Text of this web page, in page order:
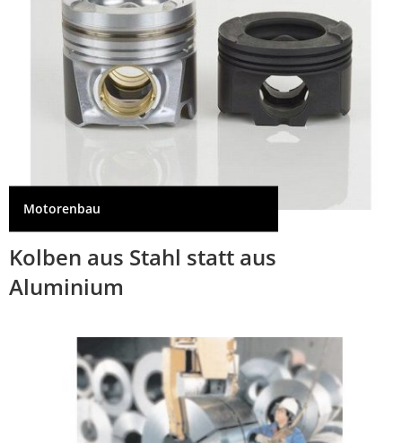
Motorenbau
Kolben aus Stahl statt aus
Aluminium